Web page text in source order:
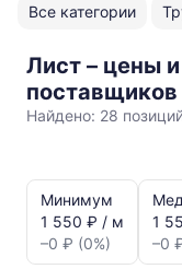
Все категории
Лист – цены
поставщиков
Найдено: 28
динамика
цен:
Лист
Минимум
1 550 ₽ / м
–0 ₽ (0%)
1
–0